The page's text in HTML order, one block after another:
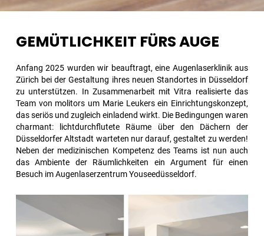
GEMÜTLICHKEIT FÜRS AUGE
Anfang 2025 wurden wir beauftragt, eine Augenlaserklinik aus
Zürich bei der Gestaltung ihres neuen Standortes in Düsseldorf
zu unterstützen. In Zusammenarbeit mit Vitra realisierte das
Team von molitors um Marie Leukers ein Einrichtungskonzept,
das seriös und zugleich einladend wirkt. Die Bedingungen waren
charmant: lichtdurchflutete Räume über den Dächern der
Düsseldorfer Altstadt warteten nur darauf, gestaltet zu werden!
Neben der medizinischen Kompetenz des Teams ist nun auch
das Ambiente der Räumlichkeiten ein Argument für einen
Besuch im Augenlaserzentrum Youseedüsseldorf.